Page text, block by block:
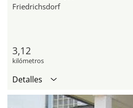
Friedrichsdorf
3,12
kilómetros
Detalles